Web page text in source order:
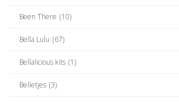
Been There (10)
Bella Lulu (67)
Bellalicious kits (1)
Belletjes (3)